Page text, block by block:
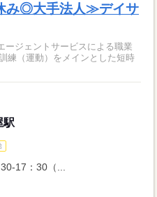
み◎大手法人≫デイサ
ジェントサービスによる職業
練（運動）をメインとした短時
駅
17：30（...